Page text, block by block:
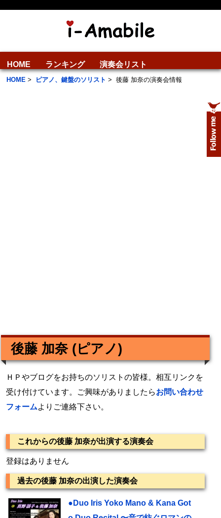
HOME ランキング 演奏会リスト
HOME > ピアノ、鍵盤のソリスト > 後藤 加奈の演奏会情報
後藤 加奈 (ピアノ)
ＨＰやブログをお持ちのソリストの皆様。相互リンクを
受け付けています。ご興味がありましたらお問い合わせ
フォームよりご連絡下さい。
これからの後藤 加奈が出演する演奏会
登録はありません
過去の後藤 加奈の出演した演奏会
●Duo Iris Yoko Mano & Kana Got